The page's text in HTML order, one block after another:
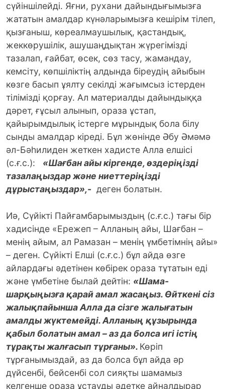
сүйіншілейді. Яғни, рухани дайындығымызға
жататын амалдар күнәларымызға кешірім тілеп,
қызғаныш, көреалмаушылық, қастандық,
жеккөрушілік, ашушаңдықтан жүрегімізді
тазалап, ғайбат, өсек, сөз тасу, жамандау,
кемсіту, көпшіліктің алдында біреудің айыбын
көзге басып ұялту секілді жағымсыз істерден
тілімізді қорғау. Ал материалды дайындыққа
дәрет, ғұсыл алынып, ораза ұстап,
қайырымдылық істерге мұрындық бола білу
сынды амалдар кіреді. Бұл жөнінде Әбу Әмәмә
әл-Бәһилиден жеткен хадисте Алла елшісі
(с.ғ.с.): «Шағбан айы кіргенде, өздеріңізді
тазалаңыздар және ниеттеріңізді
дұрыстаңыздар»,- деген болатын.
Иә, Сүйікті Пайғамбарымыздың (с.ғ.с.) тағы бір
хадисінде «Ережеп – Алланың айы, Шағбан –
менің айым, ал Рамазан – менің үмбетімнің айы»
– деген. Сүйікті Елші (с.ғ.с.) бұл айда өзге
айлардағы әдетінен көбірек ораза тұтатын еді
және үмбетіне былай дейтін: «Шама-
шарқыңызға қарай амал жасаңыз. Өйткені сіз
жалықпайынша Алла да сізге жалығатын
амалды жүктемейді. Алланың құзырында
қабыл болатын амал – аз да болса игі істің
тұрақты жалғасып тұрғаны». Көріп
тұрғанымыздай, аз да болса бұл айда әр
дүйсенбі, бейсенбі сол сияқты шамамыз
келгенше ораза ұстауды әдетке айналдырар